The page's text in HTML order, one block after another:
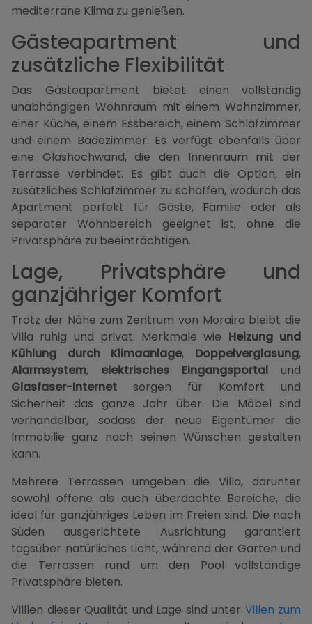
mediterrane Klima zu genießen.
Gästeapartment und
zusätzliche Flexibilität
Das Gästeapartment bietet einen vollständig
unabhängigen Wohnraum mit einem Wohnzimmer,
einer Küche, einem Essbereich, einem Schlafzimmer
und einem Badezimmer. Es verfügt ebenfalls über
eine Glashochwand, die den Innenraum mit der
Terrasse verbindet. Es gibt auch die Option, ein
zusätzliches Schlafzimmer zu schaffen, wodurch das
Apartment perfekt für Gäste, Familie oder als
separater Wohnbereich geeignet ist, ohne die
Privatsphäre zu beeinträchtigen.
Lage, Privatsphäre und
ganzjähriger Komfort
Trotz der Nähe zum Zentrum von Moraira bleibt die
Villa ruhig und privat. Merkmale wie Heizung und
Kühlung durch Klimaanlage, Doppelverglasung,
Alarmsystem, elektrisches Eingangsportal und
Glasfaser-Internet sorgen für Komfort und
Sicherheit das ganze Jahr über. Die Möbel sind
verhandelbar, sodass der neue Eigentümer die
Immobilie ganz nach seinen Wünschen gestalten
kann.
Mehrere Terrassen umgeben die Villa, darunter
sowohl offene als auch überdachte Bereiche, die
ideal für ganzjähriges Leben im Freien sind. Die nach
Süden ausgerichtete Ausrichtung garantiert
tagsüber natürliches Licht, während der Garten und
die Terrassen rund um den Pool vollständige
Privatsphäre bieten.
Villlen dieser Qualität und Lage sind unter Villen zum